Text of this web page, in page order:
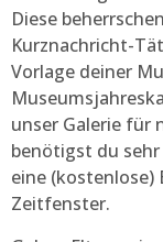
Diese
Kurznachricht-
Vorlage deiner
unser Galerie für
benötigst du
eine
Zeitfenster.